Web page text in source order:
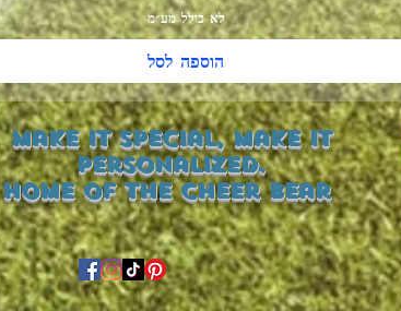
לא כולל מע״מ
הוספה לסל
Make it special, make it
personalized.
Home of the Cheer Bear